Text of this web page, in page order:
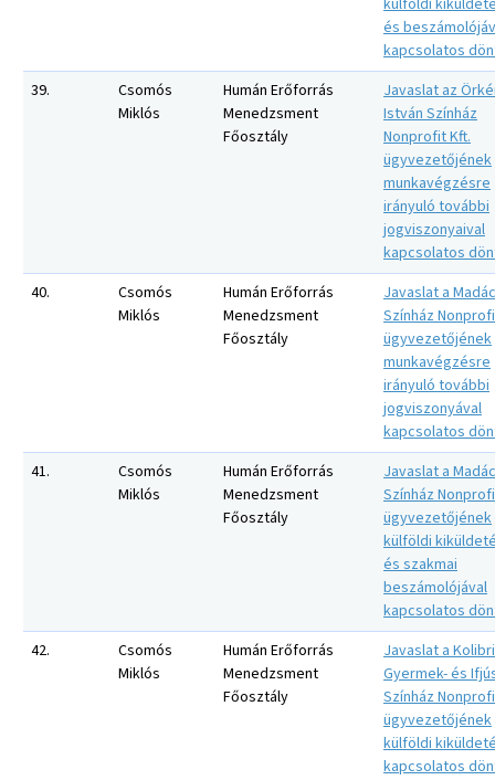
külföldi
és
kapcsolatos
39.
Csomós
Miklós
Humán Erőforrás
Menedzsment
Főosztály
Javaslat az
István Színház
Nonprofit Kft.
ügyvezetőjének
munkavégzésre
irányuló további
jogviszonyaival
kapcsolatos
40.
Csomós
Miklós
Humán Erőforrás
Menedzsment
Főosztály
Javaslat a
Színház
ügyvezetőjének
munkavégzésre
irányuló további
jogviszonyával
kapcsolatos
41.
Csomós
Miklós
Humán Erőforrás
Menedzsment
Főosztály
Javaslat a
Színház
ügyvezetőjének
külföldi
és szakmai
beszámolójával
kapcsolatos
42.
Csomós
Miklós
Humán Erőforrás
Menedzsment
Főosztály
Javaslat a Kolibri
Gyermek- és
Színház
ügyvezetőjének
külföldi
kapcsolatos